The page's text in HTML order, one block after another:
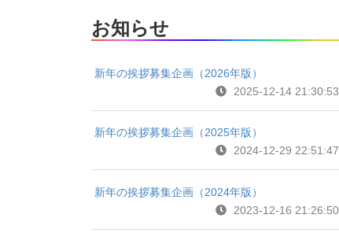
お知らせ
新年の挨拶募集企画（2026年版）
2025-12-14 21:30:53
新年の挨拶募集企画（2025年版）
2024-12-29 22:51:47
新年の挨拶募集企画（2024年版）
2023-12-16 21:26:50